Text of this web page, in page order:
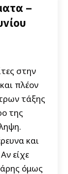
–
στην
πλέον
τάξης
της
και
είχε
όμως